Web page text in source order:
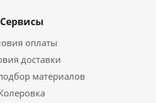
Сервисы
оплаты
доставки
материалов